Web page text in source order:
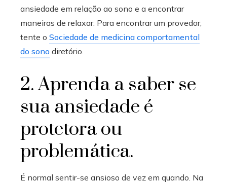
ansiedade em relação ao sono e a encontrar
maneiras de relaxar. Para encontrar um provedor,
tente o Sociedade de medicina comportamental
do sono diretório.
2. Aprenda a saber se
sua ansiedade é
protetora ou
problemática.
É normal sentir-se ansioso de vez em quando. Na